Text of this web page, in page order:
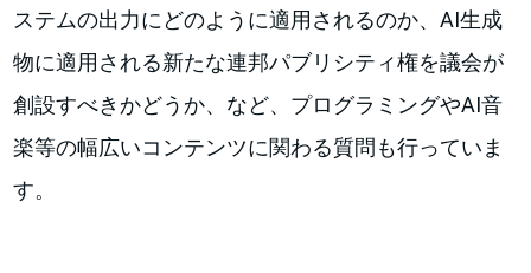
ステムの出力にどのように適用されるのか、AI生成
物に適用される新たな連邦パブリシティ権を議会が
創設すべきかどうか、など、プログラミングやAI音
楽等の幅広いコンテンツに関わる質問も行っていま
す。